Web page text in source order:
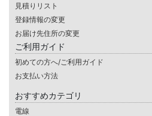
見積りリスト
登録情報の変更
お届け先住所の変更
ご利用ガイド
初めての方へ/ご利用ガイド
お支払い方法
おすすめカテゴリ
電線